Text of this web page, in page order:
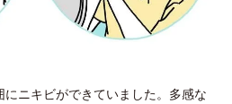
にニキビができていました。多感な